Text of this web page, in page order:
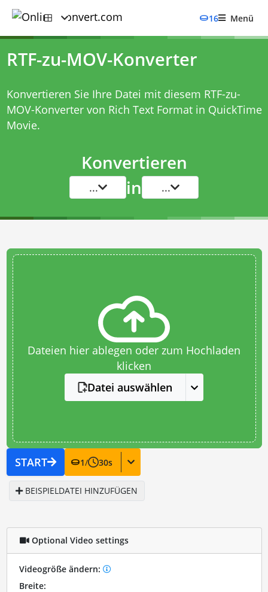
16 Menü
RTF-zu-MOV-Konverter
Konvertieren Sie Ihre Datei mit diesem RTF-zu-
MOV-Konvertervon Rich Text Format in QuickTime
Movie.
Konvertieren
... in ...
Dateien hier ablegen oder zum Hochladen
klicken
Datei auswählen
START 1/ 30s
BEISPIELDATEI HINZUFÜGEN
Optional Video settings
Videogröße ändern:
Breite: